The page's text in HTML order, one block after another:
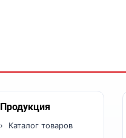
Продукция
Каталог товаров